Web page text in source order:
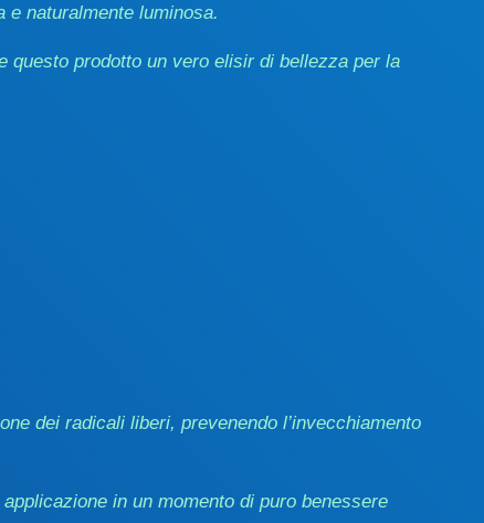
e naturalmente luminosa.
questo prodotto un vero elisir di bellezza per la
dei radicali liberi, prevenendo l’invecchiamento
in un momento di puro benessere